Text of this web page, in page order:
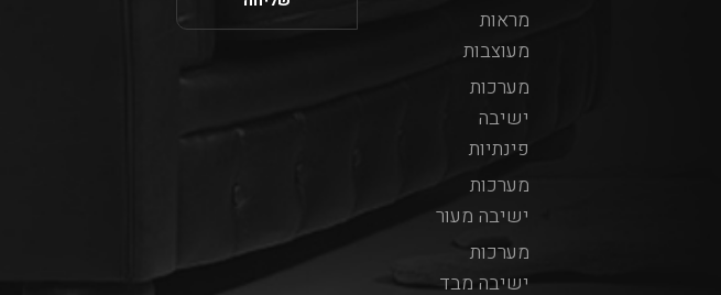
מראות
מעוצבות
מערכות
ישיבה
פינתיות
מערכות
ישיבה מעור
מערכות
ישיבה מבד